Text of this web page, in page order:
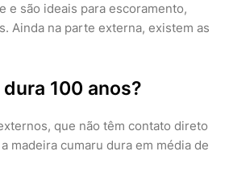
e são ideais para escoramento,
Ainda na parte externa, existem as
100 anos?
que não têm contato direto
madeira cumaru dura em média de